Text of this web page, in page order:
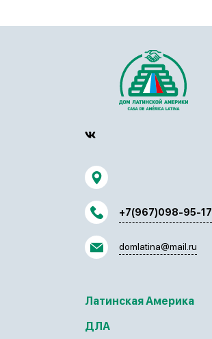
+7(967)098-95-17
domlatina@mail.ru
Латинская Америка
ДЛА